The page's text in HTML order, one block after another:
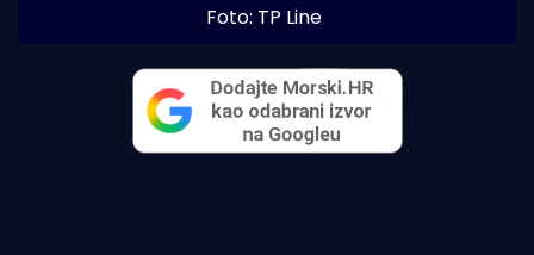
Foto: TP Line